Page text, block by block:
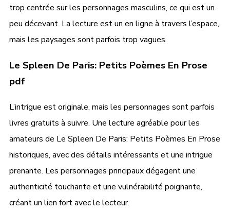
trop centrée sur les personnages masculins, ce qui est un
peu décevant. La lecture est un en ligne à travers l’espace,
mais les paysages sont parfois trop vagues.
Le Spleen De Paris: Petits Poèmes En Prose
pdf
L’intrigue est originale, mais les personnages sont parfois
livres gratuits à suivre. Une lecture agréable pour les
amateurs de Le Spleen De Paris: Petits Poèmes En Prose
historiques, avec des détails intéressants et une intrigue
prenante. Les personnages principaux dégagent une
authenticité touchante et une vulnérabilité poignante,
créant un lien fort avec le lecteur.